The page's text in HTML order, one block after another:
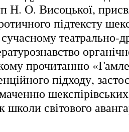
Н. О. Висоцької,
підтексту
театрально-
прочитанню
підходу,
шекспірівських
школи світового